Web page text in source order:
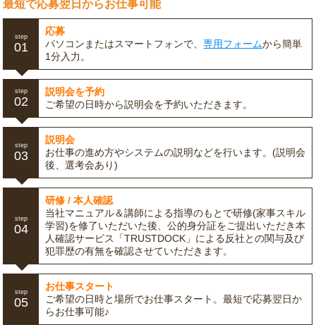
最短で応募翌日からお仕事可能
step
01
応募
パソコンまたはスマートフォンで、専用フォームから簡単
1分入力。
step
02
説明会を予約
ご希望の日時から説明会を予約いただきます。
step
03
説明会
お仕事の進め方やシステムの説明などを行います。(説明会
後、選考会あり)
step
04
研修 / 本人確認
当社マニュアル＆講師による指導のもとで研修(家事スキル
学習)を修了いただいた後、公的身分証をご提出いただき本
人確認サービス「TRUSTDOCK」による反社との関与及び
犯罪歴の有無を確認させていただきます。
step
05
お仕事スタート
ご希望の日時と場所でお仕事スタート。最短で応募翌日か
らお仕事可能♪